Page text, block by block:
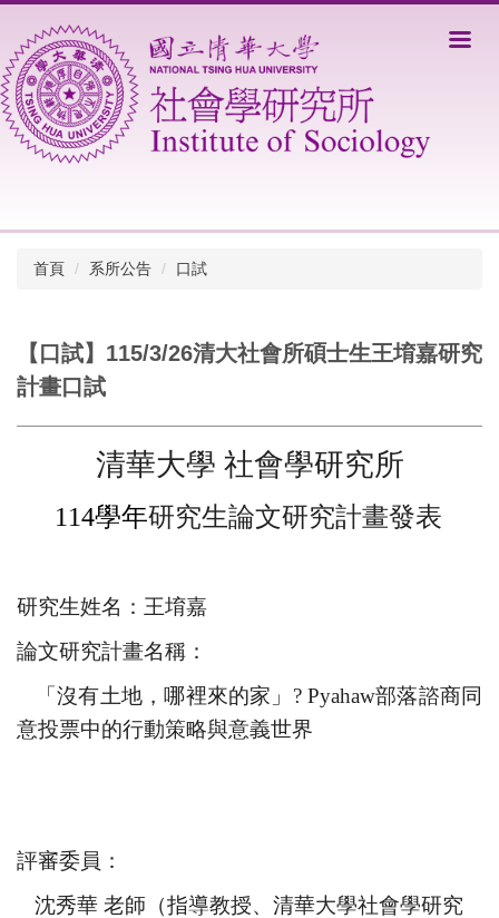
主
要
內
容
首頁 系所公告 口試
【口試】115/3/26清大社會所碩士生王堉嘉研究
計畫口試
清華大學 社會學研究所
114學年研究生論文研究計畫發表
研究生姓名：王堉嘉
論文研究計畫名稱：
「沒有土地，哪裡來的家」? Pyahaw部落諮商同
意投票中的行動策略與意義世界
評審委員：
沈秀華 老師（指導教授、清華大學社會學研究